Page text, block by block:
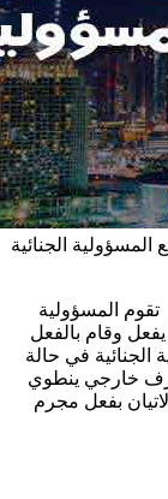
المسؤولية الجنائية
تقوم المسؤولية
وقام بالفعل
الجنائية في حالة
ظرف خارجي ينطوي
بفعل مجرم